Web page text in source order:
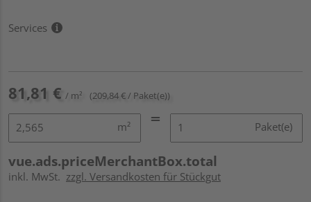
Services
81,81 € / m² (209,84 € / Paket(e))
m² Paket(e)
vue.ads.priceMerchantBox.total
inkl. MwSt. zzgl. Versandkosten für Stückgut